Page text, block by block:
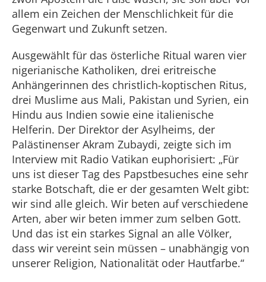
allem ein Zeichen der Menschlichkeit für die
Gegenwart und Zukunft setzen.
Ausgewählt für das österliche Ritual waren vier
nigerianische Katholiken, drei eritreische
Anhängerinnen des christlich-koptischen Ritus,
drei Muslime aus Mali, Pakistan und Syrien, ein
Hindu aus Indien sowie eine italienische
Helferin. Der Direktor der Asylheims, der
Palästinenser Akram Zubaydi, zeigte sich im
Interview mit Radio Vatikan euphorisiert: „Für
uns ist dieser Tag des Papstbesuches eine sehr
starke Botschaft, die er der gesamten Welt gibt:
wir sind alle gleich. Wir beten auf verschiedene
Arten, aber wir beten immer zum selben Gott.
Und das ist ein starkes Signal an alle Völker,
dass wir vereint sein müssen – unabhängig von
unserer Religion, Nationalität oder Hautfarbe.“